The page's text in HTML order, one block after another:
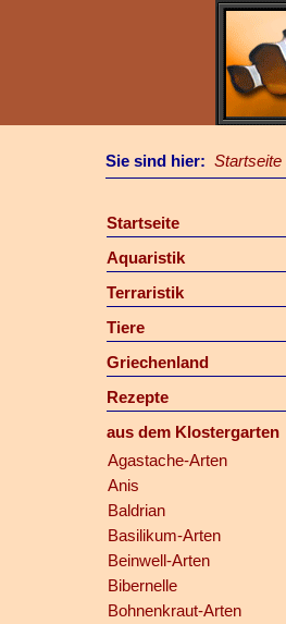
Sie sind hier: Startseite
Startseite
Aquaristik
Terraristik
Tiere
Griechenland
Rezepte
aus dem Klostergarten
Agastache-Arten
Anis
Baldrian
Basilikum-Arten
Beinwell-Arten
Bibernelle
Bohnenkraut-Arten